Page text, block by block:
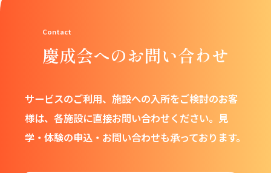
慶成会へのお問い合わせ
サービスのご利用、施設への入所をご検討のお客
様は、 各施設に直接お問い合わせください。 見
学・体験の申込・お問い合わせも承っております。